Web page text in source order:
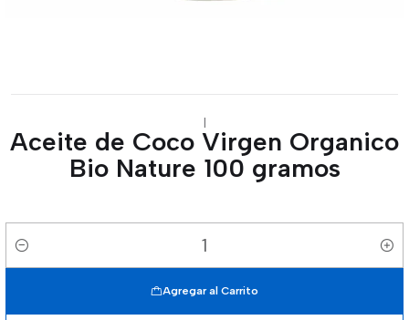
|
Aceite de Coco Virgen Organico
Bio Nature 100 gramos
Cantidad
Agregar al Carrito